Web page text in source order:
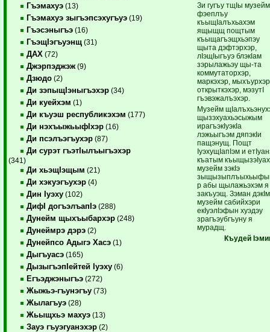
Гъэмахуэ (13)
Гъэмахуэ зыгъэпсэхугъуэ (19)
Гъэсэныгъэ (16)
ГъэщIэгъуэнщ (31)
ДАХ (72)
Джэрпэджэж (9)
Дзюдо (2)
Ди зэпыщIэныгъэхэр (34)
Ди куейхэм (1)
Ди къуэш республикэхэм (177)
Ди нэхъыжьыфIхэр (16)
Ди псэлъэгъухэр (87)
Ди сурэт гъэтIылъыгъэхэр
(341)
Ди хьэщIэщым (21)
Ди хэкуэгъухэр (4)
Дин Iуэху (102)
ДифI догъэлъапIэ (288)
Дунейм щыхъыбархэр (248)
Дунеймрэ дэрэ (2)
Дунейпсо Адыгэ Хасэ (1)
Дыгъуасэ (165)
ДызыгъэпIейтей Iуэху (6)
Егъэджэныгъэ (272)
Жыжьэ-гъунэгъу (73)
Жылагъуэ (28)
Жьыщхьэ махуэ (13)
Зауэ гъуэгуанэхэр (2)
Зи гугъу тщIы музейм
фэеплъу
къыщIалъхьахэм
ящыщщ пощтым
къыщагъэщхьэпэу
щыта дэфтэрхэр,
лIэщIыгъуэ блэкIам
зэрылажьэу щы-та
коммутаторхэр,
маркэхэр,
открыткэхэр, мэзутI
гъэвэжалъэхэр.
Музейм
щызэхуахьэсыжым
ирагъэкIуэкIа
лэжьыгъэм дяпэкIи
пащэнущ. Пощт
IуэхущIапIэм и
къатым
музейм зэкIэ
р абы щылажьэхэм я
закъуэщ. Зэман
музейм сабийхэри
екIуэлIэфын хуэдэу
зрагъэубгъуну я
мурадщ.
Къудей